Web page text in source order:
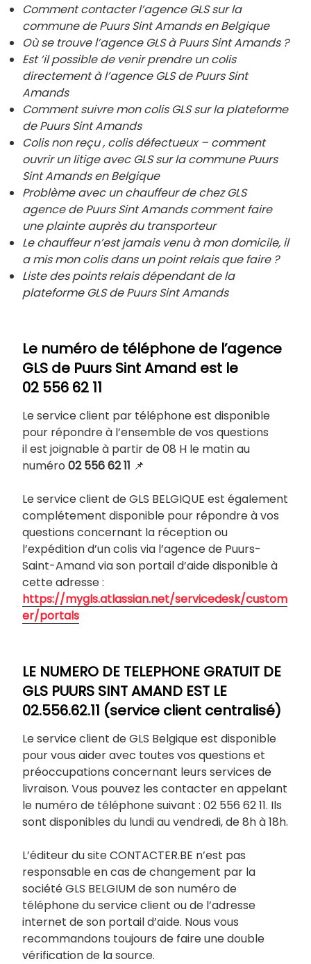
Comment contacter l’agence GLS sur la
commune de Puurs Sint Amands en Belgique
Où se trouve l’agence GLS àPuurs Sint Amands ?
Est ‘il possible de venir prendre un colis
directement à l’agence GLS dePuurs Sint
Amands
Comment suivre mon colis GLS sur la plateforme
dePuurs Sint Amands
Colis non reçu , colis défectueux – comment
ouvrir un litige avec GLS sur la communePuurs
Sint Amands en Belgique
Problème avec un chauffeur de chez GLS
agence dePuurs Sint Amands comment faire
une plainte auprès du transporteur
Le chauffeur n’est jamais venu à mon domicile, il
a mis mon colis dans un point relais que faire ?
Liste des points relais dépendant de la
plateforme GLS dePuurs Sint Amands
Le numéro de téléphone de l’agence
GLS de Puurs Sint Amand est le
02 556 62 11
Le service client par téléphone est disponible
pour répondre à l’ensemble de vos questions
il est joignable à partir de 08 H le matin au
numéro 02 556 62 11 📌
Le service client de GLS BELGIQUE est également
complétement disponible pour répondre à vos
questions concernant la réception ou
l’expédition d’un colis via l’agence de Puurs-
Saint-Amand via son portail d’aide disponible à
cette adresse :
https://mygls.atlassian.net/servicedesk/custom
er/portals
LE NUMERO DE TELEPHONE GRATUIT DE
GLS PUURS SINT AMAND EST LE
02.556.62.11 (service client centralisé)
Le service client de GLS Belgique est disponible
pour vous aider avec toutes vos questions et
préoccupations concernant leurs services de
livraison. Vous pouvez les contacter en appelant
le numéro de téléphone suivant : 02 556 62 11. Ils
sont disponibles du lundi au vendredi, de 8h à 18h.
L’éditeur du site CONTACTER.BE n’est pas
responsable en cas de changement par la
société GLS BELGIUM de son numéro de
téléphone du service client ou de l’adresse
internet de son portail d’aide. Nous vous
recommandons toujours de faire une double
vérification de la source.